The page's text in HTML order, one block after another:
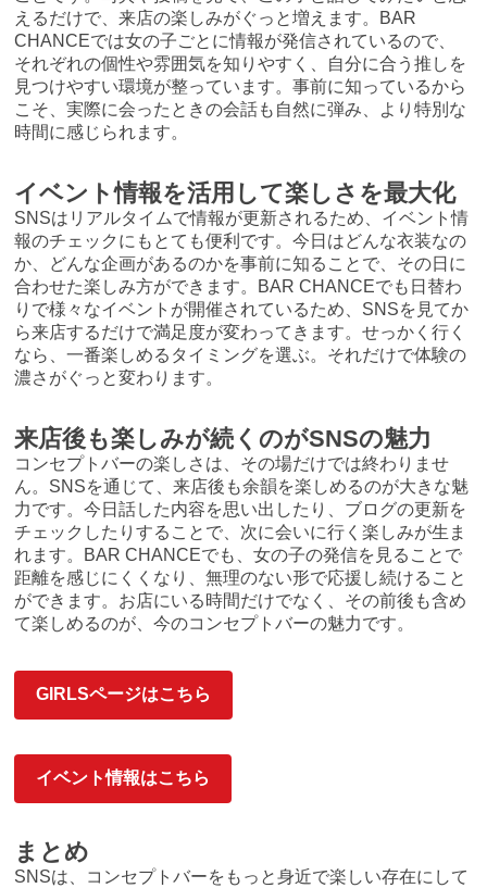
えるだけで、来店の楽しみがぐっと増えます。BAR
CHANCEでは女の子ごとに情報が発信されているので、
それぞれの個性や雰囲気を知りやすく、自分に合う推しを
見つけやすい環境が整っています。事前に知っているから
こそ、実際に会ったときの会話も自然に弾み、より特別な
時間に感じられます。
イベント情報を活用して楽しさを最大化
SNSはリアルタイムで情報が更新されるため、イベント情
報のチェックにもとても便利です。今日はどんな衣装なの
か、どんな企画があるのかを事前に知ることで、その日に
合わせた楽しみ方ができます。BAR CHANCEでも日替わ
りで様々なイベントが開催されているため、SNSを見てか
ら来店するだけで満足度が変わってきます。せっかく行く
なら、一番楽しめるタイミングを選ぶ。それだけで体験の
濃さがぐっと変わります。
来店後も楽しみが続くのがSNSの魅力
コンセプトバーの楽しさは、その場だけでは終わりませ
ん。SNSを通じて、来店後も余韻を楽しめるのが大きな魅
力です。今日話した内容を思い出したり、ブログの更新を
チェックしたりすることで、次に会いに行く楽しみが生ま
れます。BAR CHANCEでも、女の子の発信を見ることで
距離を感じにくくなり、無理のない形で応援し続けること
ができます。お店にいる時間だけでなく、その前後も含め
て楽しめるのが、今のコンセプトバーの魅力です。
GIRLSページはこちら
イベント情報はこちら
まとめ
SNSは、コンセプトバーをもっと身近で楽しい存在にして